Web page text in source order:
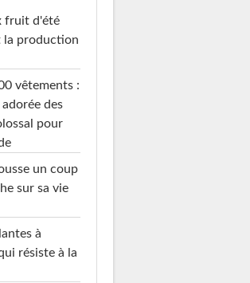
fruit d'été
la production
vêtements :
des
pour
un coup
sur sa vie
à
résiste à la